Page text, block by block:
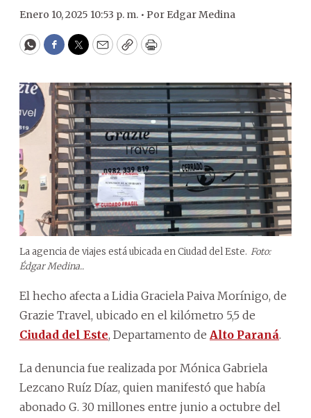
Enero 10, 2025 10:53 p. m. • Por Edgar Medina
WhatsApp
Facebook
Twitter
EmailCopyPrint
La agencia de viajes está ubicada en Ciudad del Este. Foto:
Édgar Medina..
El hecho afecta a Lidia Graciela Paiva Morínigo, de
Grazie Travel, ubicado en el kilómetro 5,5 de
Ciudad del Este, Departamento de Alto Paraná.
La denuncia fue realizada por Mónica Gabriela
Lezcano Ruíz Díaz, quien manifestó que había
abonado G. 30 millones entre junio a octubre del